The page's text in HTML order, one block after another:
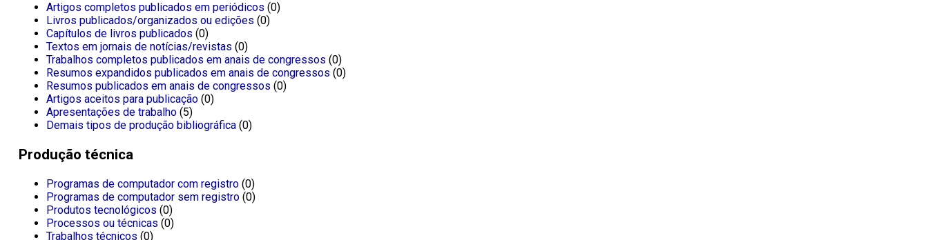
Artigos completos publicados em periódicos (0)
Livros publicados/organizados ou edições (0)
Capítulos de livros publicados (0)
Textos em jornais de notícias/revistas (0)
Trabalhos completos publicados em anais de congressos (0)
Resumos expandidos publicados em anais de congressos (0)
Resumos publicados em anais de congressos (0)
Artigos aceitos para publicação(0)
Apresentações de trabalho(5)
Demais tipos de produção bibliográfica(0)
Produção técnica
Programas de computador com registro(0)
Programas de computador sem registro(0)
Produtos tecnológicos (0)
Processos ou técnicas (0)
Trabalhos técnicos (0)